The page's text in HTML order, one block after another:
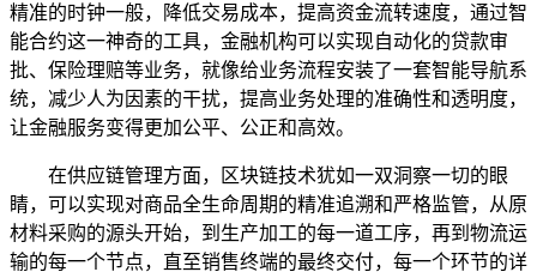
精准的时钟一般，降低交易成本，提高资金流转速度，通过智
能合约这一神奇的工具，金融机构可以实现自动化的贷款审
批、保险理赔等业务，就像给业务流程安装了一套智能导航系
统，减少人为因素的干扰，提高业务处理的准确性和透明度，
让金融服务变得更加公平、公正和高效。
在供应链管理方面，区块链技术犹如一双洞察一切的眼
睛，可以实现对商品全生命周期的精准追溯和严格监管，从原
材料采购的源头开始，到生产加工的每一道工序，再到物流运
输的每一个节点，直至销售终端的最终交付，每一个环节的详